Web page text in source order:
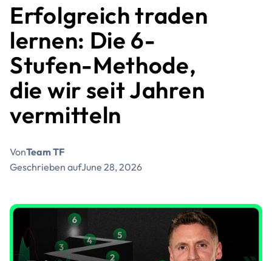
Erfolgreich traden
lernen: Die 6-
Stufen-Methode,
die wir seit Jahren
vermitteln
VonTeam TF
Geschrieben aufJune 28, 2026